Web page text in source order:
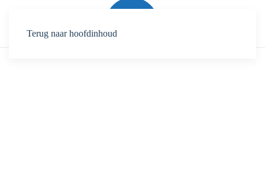
Terug naar hoofdinhoud